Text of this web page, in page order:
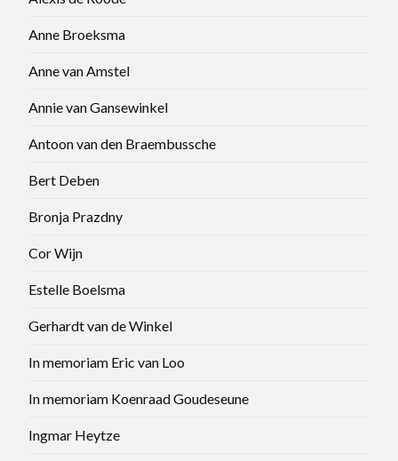
Anne Broeksma
Anne van Amstel
Annie van Gansewinkel
Antoon van den Braembussche
Bert Deben
Bronja Prazdny
Cor Wijn
Estelle Boelsma
Gerhardt van de Winkel
In memoriam Eric van Loo
In memoriam Koenraad Goudeseune
Ingmar Heytze